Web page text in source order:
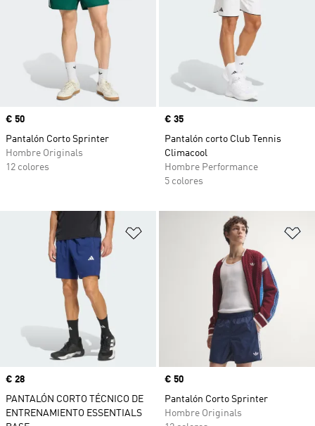
Precio
€ 50
Pantalón Corto Sprinter
Hombre Originals
12 colores
Precio
€ 35
Pantalón corto Club Tennis
Climacool
Hombre Performance
5 colores
Añadir a la lista de deseos
Precio
€ 28
PANTALÓN CORTO TÉCNICO DE
ENTRENAMIENTO ESSENTIALS
Precio
€ 50
Pantalón Corto Sprinter
Hombre Originals